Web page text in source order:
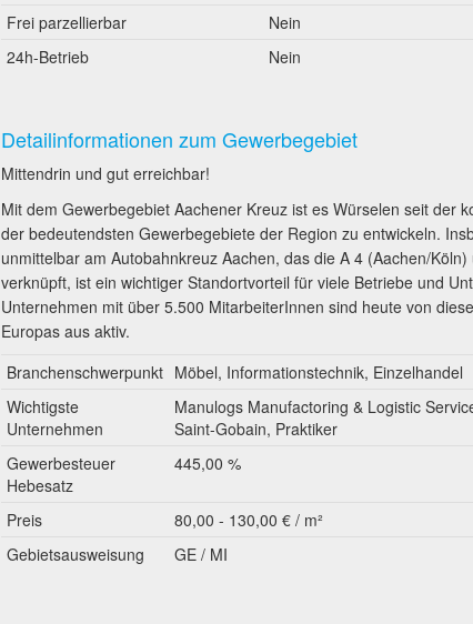
Frei parzellierbar
Nein
24h-Betrieb
Nein
Detailinformationen zum Gewerbegebiet
Mittendrin und gut erreichbar!
Mit dem Gewerbegebiet Aachener Kreuz ist es Würselen seit der
der bedeutendsten Gewerbegebiete der Region zu entwickeln.
unmittelbar am Autobahnkreuz Aachen, das die A 4 (Aachen/
verknüpft, ist ein wichtiger Standortvorteil für viele Betriebe und
Unternehmen mit über 5.500 MitarbeiterInnen sind heute von
Europas aus aktiv.
Branchenschwerpunkt Möbel, Informationstechnik, Einzelhandel
Wichtigste
Unternehmen
Manulogs Manufactoring & Logistic
Saint-Gobain, Praktiker
Gewerbesteuer
Hebesatz
445,00 %
Preis
80,00 - 130,00 € / m²
Gebietsausweisung
GE / MI